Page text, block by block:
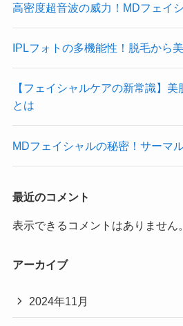
高密度超音波の威力！MDフェイ
IPLフォトの多機能性！脱毛から
【フェイシャルケアの新常識】
とは
MDフェイシャルの秘密！サーマ
最近のコメント
表示できるコメントはありません。
アーカイブ
2024年11月